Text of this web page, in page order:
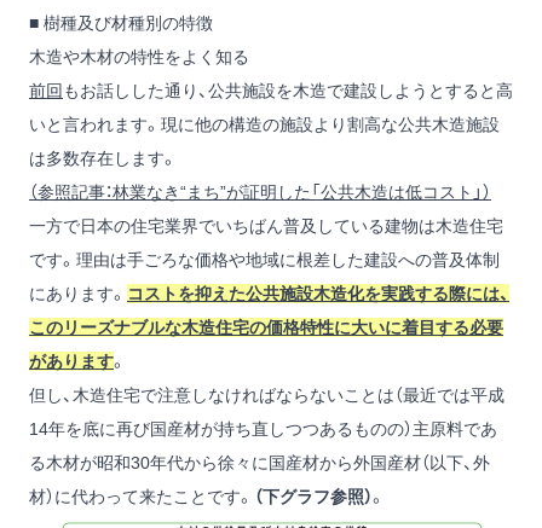
■ 樹種及び材種別の特徴
木造や木材の特性をよく知る
前回 もお話しした通り、公共施設を木造で建設しようとすると高
いと言われます。現に他の構造の施設より割高な公共木造施設
は多数存在します。
（参照記事：林業なき“まち”が証明した「公共木造は低コスト」）
一方で日本の住宅業界でいちばん普及している建物は木造住宅
です。理由は手ごろな価格や地域に根差した建設への普及体制
にあります。 コストを抑えた公共施設木造化を実践する際には、
このリーズナブルな木造住宅の価格特性に大いに着目する必要
があります。
但し、木造住宅で注意しなければならないことは（最近では平成
14年を底に再び国産材が持ち直しつつあるものの）主原料であ
る木材が昭和30年代から徐々に国産材から外国産材（以下、外
材）に代わって来たことです。 （下グラフ参照）。